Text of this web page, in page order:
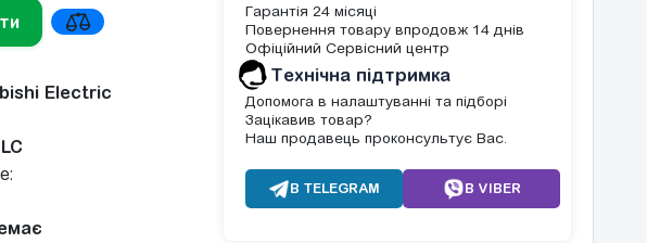
Electric
Гарантія 24 місяці
Повернення товару впродовж 14 днів
Офіційний Сервісний центр
Tехнічна підтримка
Допомога в налаштуванні та підборі
Зацікавив товар?
Наш продавець проконсультує Вас.
В TELEGRAM В VIBER